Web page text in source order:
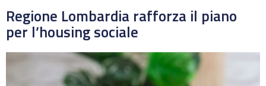
Regione Lombardia rafforza il piano
per l’housing sociale